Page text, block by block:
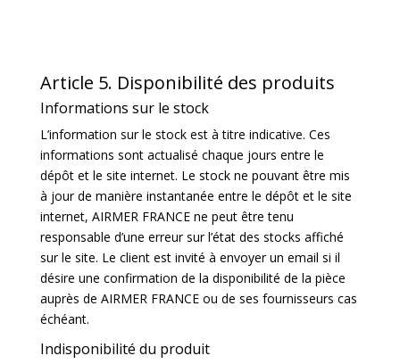
Article 5. Disponibilité des produits
Informations sur le stock
L’information sur le stock est à titre indicative. Ces
informations sont actualisé chaque jours entre le
dépôt et le site internet. Le stock ne pouvant être mis
à jour de manière instantanée entre le dépôt et le site
internet, AIRMER FRANCE ne peut être tenu
responsable d’une erreur sur l’état des stocks affiché
sur le site. Le client est invité à envoyer un email si il
désire une confirmation de la disponibilité de la pièce
auprès de AIRMER FRANCE ou de ses fournisseurs cas
échéant.
Indisponibilité du produit